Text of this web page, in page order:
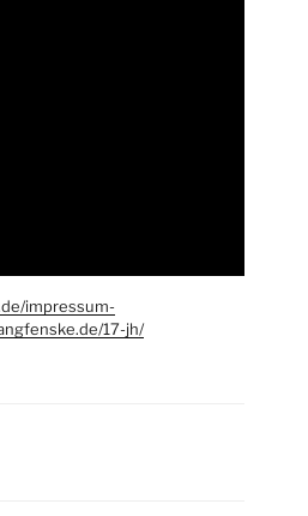
impressum-
17-jh/